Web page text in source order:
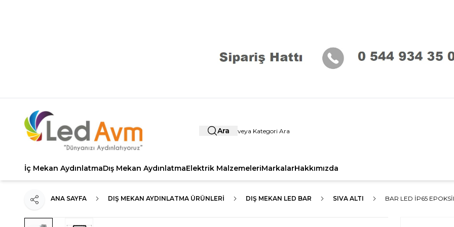
Ara
İç Mekan AydınlatmaDış Mekan AydınlatmaElektrik MalzemeleriMarkalarHakkımızda
ANA SAYFA DIŞ MEKAN AYDINLATMA ÜRÜNLERI DIŞ MEKAN LED BAR SIVA ALTI BAR LED İP65
Paylaş